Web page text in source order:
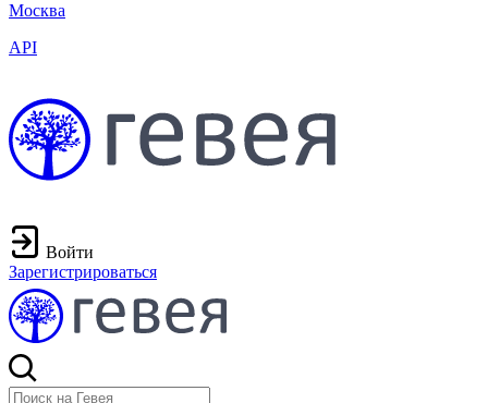
Москва
API
Войти
Зарегистрироваться